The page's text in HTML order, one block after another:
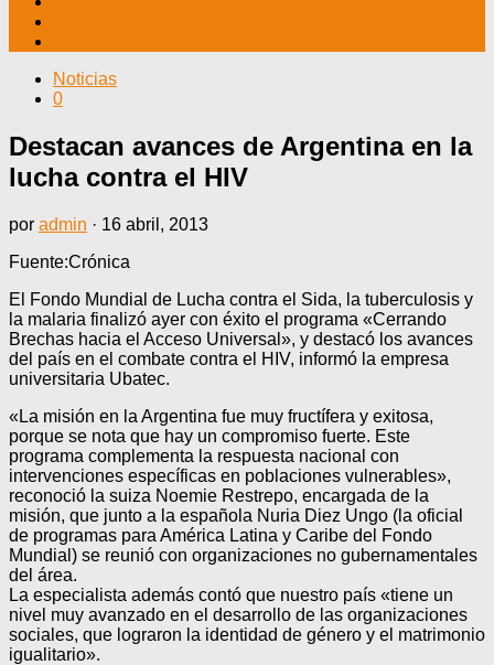
Noticias
0
Destacan avances de Argentina en la
lucha contra el HIV
por admin · 16 abril, 2013
Fuente:Crónica
El Fondo Mundial de Lucha contra el Sida, la tuberculosis y
la malaria finalizó ayer con éxito el programa «Cerrando
Brechas hacia el Acceso Universal», y destacó los avances
del país en el combate contra el HIV, informó la empresa
universitaria Ubatec.
«La misión en la Argentina fue muy fructífera y exitosa,
porque se nota que hay un compromiso fuerte. Este
programa complementa la respuesta nacional con
intervenciones específicas en poblaciones vulnerables»,
reconoció la suiza Noemie Restrepo, encargada de la
misión, que junto a la española Nuria Diez Ungo (la oficial
de programas para América Latina y Caribe del Fondo
Mundial) se reunió con organizaciones no gubernamentales
del área.
La especialista además contó que nuestro país «tiene un
nivel muy avanzado en el desarrollo de las organizaciones
sociales, que lograron la identidad de género y el matrimonio
igualitario».